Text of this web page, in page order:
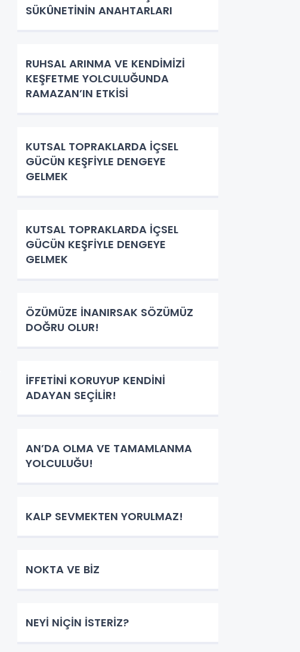
SÜKÛNETİNİN ANAHTARLARI
RUHSAL ARINMA VE KENDİMİZİ
KEŞFETME YOLCULUĞUNDA
RAMAZAN’IN ETKİSİ
KUTSAL TOPRAKLARDA İÇSEL
GÜCÜN KEŞFİYLE DENGEYE
GELMEK
KUTSAL TOPRAKLARDA İÇSEL
GÜCÜN KEŞFİYLE DENGEYE
GELMEK
ÖZÜMÜZE İNANIRSAK SÖZÜMÜZ
DOĞRU OLUR!
İFFETİNİ KORUYUP KENDİNİ
ADAYAN SEÇİLİR!
AN’DA OLMA VE TAMAMLANMA
YOLCULUĞU!
KALP SEVMEKTEN YORULMAZ!
NOKTA VE BİZ
NEYİ NİÇİN İSTERİZ?